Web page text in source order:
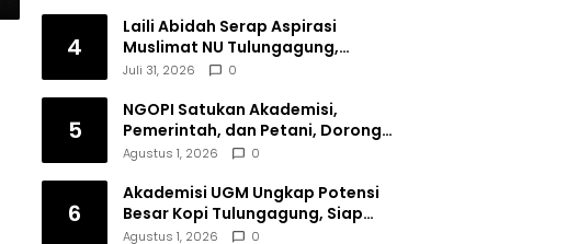
4
Laili Abidah Serap Aspirasi
Muslimat NU Tulungagung,
Dorong Penguatan Peran
Juli 31, 2026 0
5
NGOPI Satukan Akademisi,
Pemerintah, dan Petani, Dorong
Konservasi Hutan serta Daya
Agustus 1, 2026 0
6
Akademisi UGM Ungkap Potensi
Besar Kopi Tulungagung, Siap
Bersaing di Pasar Nasional hingga
Agustus 1, 2026 0